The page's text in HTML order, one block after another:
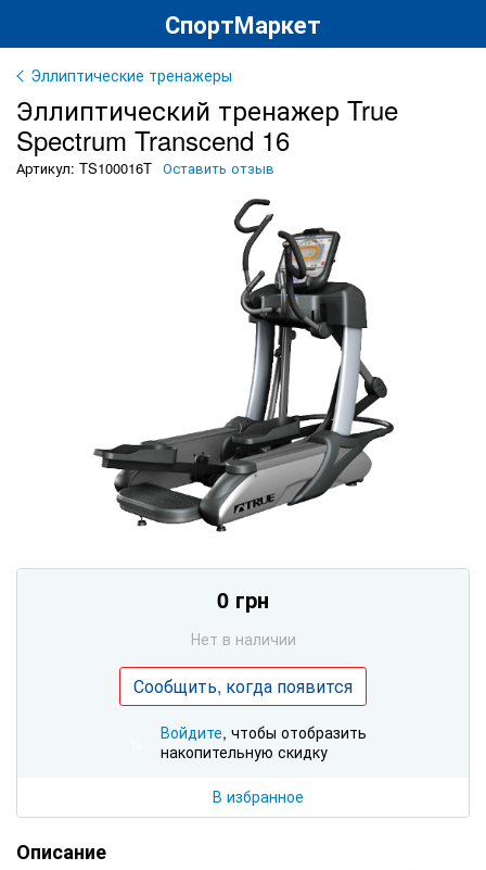
СпортМаркет
Эллиптические тренажеры
Эллиптический тренажер True
Spectrum Transcend 16
Артикул: TS100016T Оставить отзыв
0 грн
Нет в наличии
Сообщить, когда появится
Войдите, чтобы отобразить
накопительную скидку
В избранное
Описание